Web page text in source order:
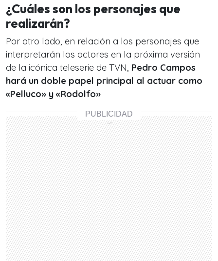
¿Cuáles son los personajes que
realizarán?
Por otro lado, en relación a los personajes que
interpretarán los actores en la próxima versión
de la icónica teleserie de TVN, Pedro Campos
hará un doble papel principal al actuar como
«Pelluco» y «Rodolfo»